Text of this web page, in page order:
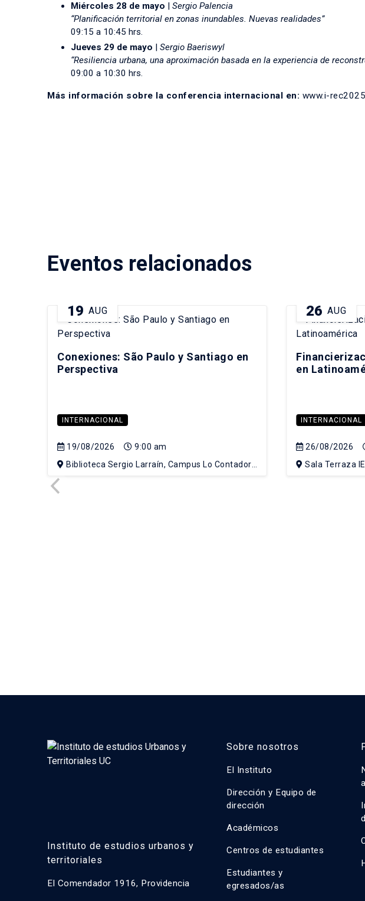
Miércoles 28 de mayo | Sergio Palencia
“Planificación territorial en zonas inundables. Nuevas realidades”
09:15 a 10:45 hrs.
Jueves 29 de mayo | Sergio Baeriswyl
“Resiliencia urbana, una aproximación basada en la experiencia de
09:00 a 10:30 hrs.
Más información sobre la conferencia internacional en: www.i-
Eventos relacionados
19 AUG
Conexiones: São Paulo y Santiago en
Perspectiva
INTERNACIONAL
19/08/2026
9:00 am
Biblioteca Sergio Larraín, Campus Lo Contador
UC
26 AUG
en
INTERNACIONAL
26/08/2026
Sala Terraza
Instituto de estudios urbanos y
territoriales
El Comendador 1916, Providencia
Sobre nosotros
El Instituto
Dirección y Equipo de
dirección
Académicos
Centros de estudiantes
Estudiantes y
egresados/as